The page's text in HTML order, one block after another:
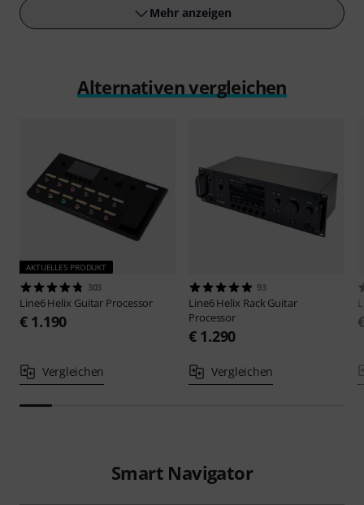
Mehr anzeigen
Alternativen vergleichen
AKTUELLES PRODUKT
303
Line6Helix Guitar Processor
€ 1.190
Vergleichen
93
Line6Helix Rack Guitar
Processor
€ 1.290
Vergleichen
Smart Navigator